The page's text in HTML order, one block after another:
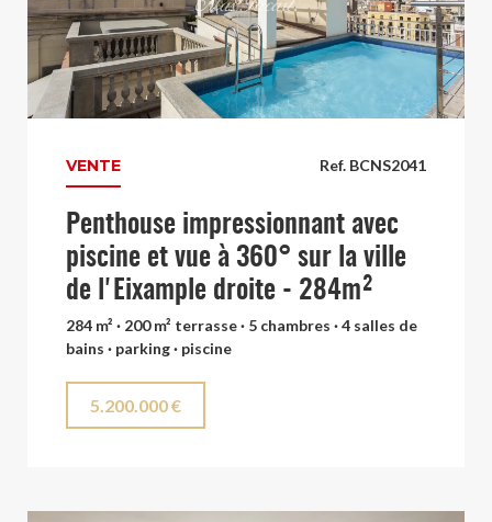
Ref. BCNS2041
VENTE
Penthouse impressionnant avec
piscine et vue à 360° sur la ville
de l'Eixample droite - 284m²
284 m² · 200 m² terrasse · 5 chambres · 4 salles de
bains · parking · piscine
5.200.000 €